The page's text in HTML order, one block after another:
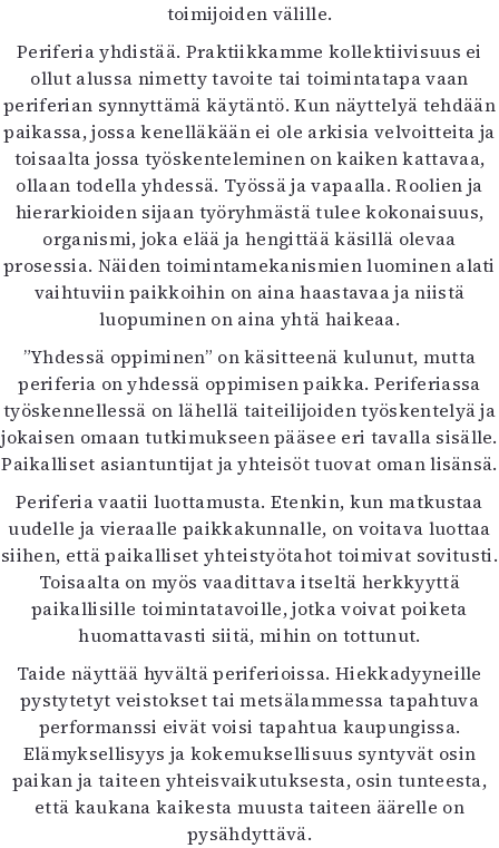
toimijoiden välille.
Periferia yhdistää. Praktiikkamme kollektiivisuus ei
ollut alussa nimetty tavoite tai toimintatapa vaan
periferian synnyttämä käytäntö. Kun näyttelyä tehdään
paikassa, jossa kenelläkään ei ole arkisia velvoitteita ja
toisaalta jossa työskenteleminen on kaiken kattavaa,
ollaan todella yhdessä. Työssä ja vapaalla. Roolien ja
hierarkioiden sijaan työryhmästä tulee kokonaisuus,
organismi, joka elää ja hengittää käsillä olevaa
prosessia. Näiden toimintamekanismien luominen alati
vaihtuviin paikkoihin on aina haastavaa ja niistä
luopuminen on aina yhtä haikeaa.
”Yhdessä oppiminen” on käsitteenä kulunut, mutta
periferia on yhdessä oppimisen paikka. Periferiassa
työskennellessä on lähellä taiteilijoiden työskentelyä ja
jokaisen omaan tutkimukseen pääsee eri tavalla sisälle.
Paikalliset asiantuntijat ja yhteisöt tuovat oman lisänsä.
Periferia vaatii luottamusta. Etenkin, kun matkustaa
uudelle ja vieraalle paikkakunnalle, on voitava luottaa
siihen, että paikalliset yhteistyötahot toimivat sovitusti.
Toisaalta on myös vaadittava itseltä herkkyyttä
paikallisille toimintatavoille, jotka voivat poiketa
huomattavasti siitä, mihin on tottunut.
Taide näyttää hyvältä periferioissa. Hiekkadyyneille
pystytetyt veistokset tai metsälammessa tapahtuva
performanssi eivät voisi tapahtua kaupungissa.
Elämyksellisyys ja kokemuksellisuus syntyvät osin
paikan ja taiteen yhteisvaikutuksesta, osin tunteesta,
että kaukana kaikesta muusta taiteen äärelle on
pysähdyttävä.